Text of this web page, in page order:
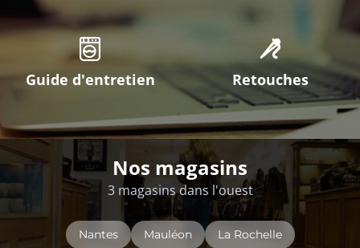
Guide d'entretien Retouches
Nos magasins
3 magasins dans l'ouest
Nantes Mauléon La Rochelle